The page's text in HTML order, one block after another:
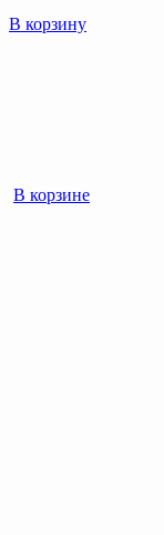
В корзину
В корзине